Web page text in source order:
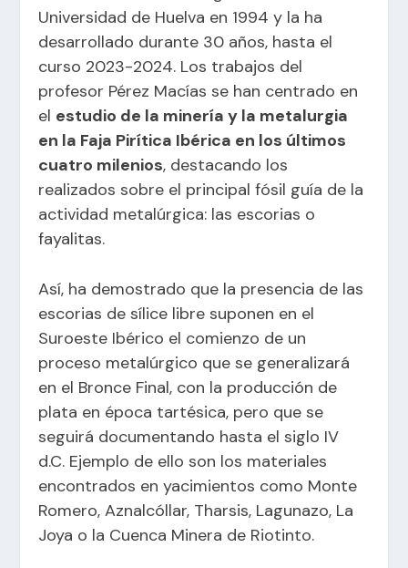
Universidad de Huelva en 1994 y la ha
desarrollado durante 30 años, hasta el
curso 2023-2024. Los trabajos del
profesor Pérez Macías se han centrado en
el estudio de la minería y la metalurgia
en la Faja Pirítica Ibérica en los últimos
cuatro milenios, destacando los
realizados sobre el principal fósil guía de la
actividad metalúrgica: las escorias o
fayalitas.
Así, ha demostrado que la presencia de las
escorias de sílice libre suponen en el
Suroeste Ibérico el comienzo de un
proceso metalúrgico que se generalizará
en el Bronce Final, con la producción de
plata en época tartésica, pero que se
seguirá documentando hasta el siglo IV
d.C. Ejemplo de ello son los materiales
encontrados en yacimientos como Monte
Romero, Aznalcóllar, Tharsis, Lagunazo, La
Joya o la Cuenca Minera de Riotinto.